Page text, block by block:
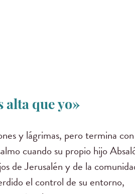
alta que yo»
y lágrimas, pero termina con
cuando su propio hijo
de Jerusalén y de la
el control de su entorno,